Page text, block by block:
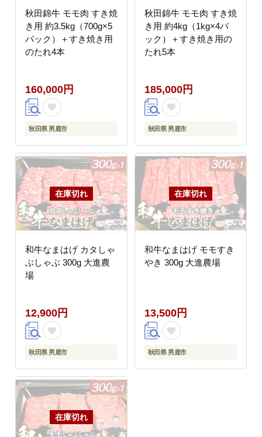
秋田錦牛 モモ肉 すき焼
き用 約3.5kg（700g×5
パック）＋すき焼き用
のたれ4本
160,000円
秋田県 男鹿市
秋田錦牛 モモ肉 すき焼
き用 約4kg（1kg×4パ
ック）＋すき焼き用の
たれ5本
185,000円
秋田県 男鹿市
和牛なまはげ カタしゃ
ぶしゃぶ 300g 大進農
場
12,900円
秋田県 男鹿市
和牛なまはげ モモすき
やき 300g 大進農場
13,500円
秋田県 男鹿市